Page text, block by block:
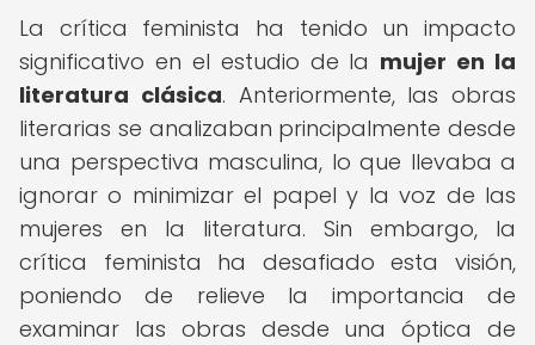
La crítica feminista ha tenido un impacto
significativo en el estudio de la mujer en la
literatura clásica. Anteriormente, las obras
literarias se analizaban principalmente desde
una perspectiva masculina, lo que llevaba a
ignorar o minimizar el papel y la voz de las
mujeres en la literatura. Sin embargo, la
crítica feminista ha desafiado esta visión,
poniendo de relieve la importancia de
examinar las obras desde una óptica de